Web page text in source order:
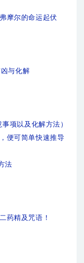
摩尔的命运起伏
与化解
项以及化解方法）
便可简单快速推导
法
药精及咒语！